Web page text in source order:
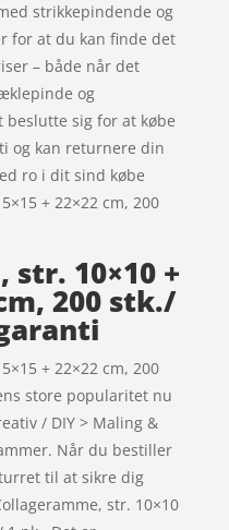
strikkepindende og
for at du kan finde det
– både når det
og
sig for at købe
og kan returnere din
ro i dit sind købe
+ 22×22 cm, 200
str. 10×10 +
200 stk./
+ 22×22 cm, 200
store popularitet nu
/ DIY > Maling &
Når du bestiller
til at sikre dig
str. 10×10